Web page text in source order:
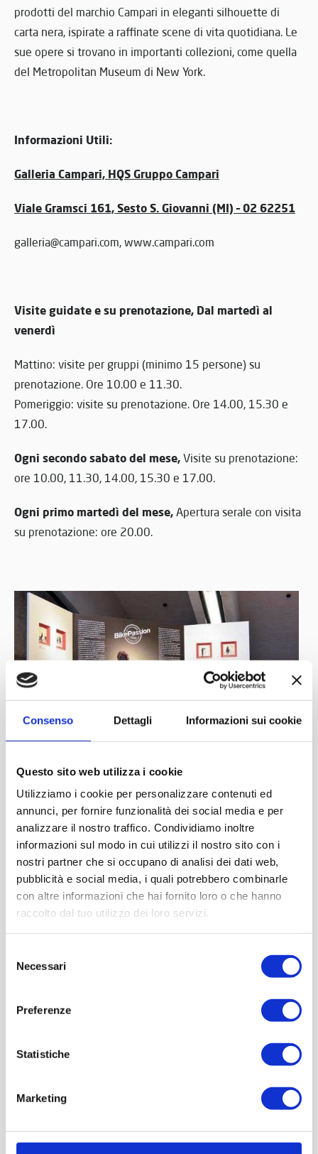
Consenso Dettagli Informazioni sui cookie
Questo sito web utilizza i cookie
Utilizziamo i cookie per personalizzare contenuti ed
annunci, per fornire funzionalità dei social media e per
analizzare il nostro traffico. Condividiamo inoltre
informazioni sul modo in cui utilizzi il nostro sito con i
nostri partner che si occupano di analisi dei dati web,
pubblicità e social media, i quali potrebbero combinarle
con altre informazioni che hai fornito loro o che hanno
raccolto dal tuo utilizzo dei loro servizi.
delNecessari
Preferenze
Statistiche
Marketing
prodotti del marchio Campari in eleganti silhouette di
carta nera, ispirate a raffinate scene di vita quotidiana. Le
sue opere si trovano in importanti collezioni, come quella
del Metropolitan Museum di New York.
Informazioni Utili:
Galleria Campari, HQS Gruppo Campari
Viale Gramsci 161, Sesto S. Giovanni (MI) –02 62251
galleria@campari.com, www.campari.com
Visite guidate e su prenotazione, Dal martedì al
venerdì
Mattino: visite per gruppi (minimo 15 persone) su
prenotazione. Ore 10.00 e 11.30.
Pomeriggio: visite su prenotazione. Ore 14.00, 15.30 e
17.00.
Ogni secondo sabato del mese, Visite su prenotazione:
ore 10.00, 11.30, 14.00, 15.30 e 17.00.
Ogni primo martedì del mese, Apertura serale con visita
su prenotazione: ore 20.00.